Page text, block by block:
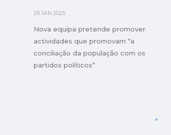
29 JAN 2025
Nova equipa pretende promover
actividades que promovam “a
conciliação da população com os
partidos políticos”
«